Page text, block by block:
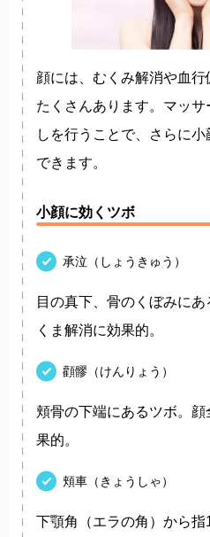
顔には、むくみ解消や血
たくさんあります。マッ
しを行うことで、さらに
できます。
小顔に効くツボ
承泣（しょうきゅう）
目の真下、骨のくぼみに
くま解消に効果的。
顴髎（けんりょう）
頬骨の下端にあるツボ。
果的。
頬車（きょうしゃ）
下顎角（エラの角）から